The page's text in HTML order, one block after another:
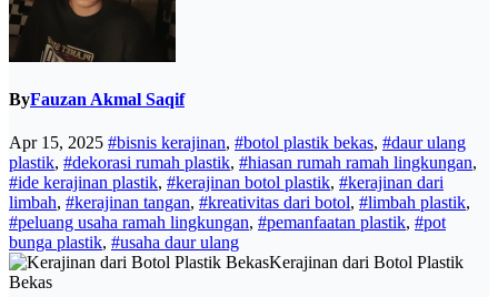
ByFauzan Akmal Saqif
Apr 15, 2025 #bisnis kerajinan, #botol plastik bekas, #daur ulang
plastik, #dekorasi rumah plastik, #hiasan rumah ramah lingkungan,
#ide kerajinan plastik, #kerajinan botol plastik, #kerajinan dari
limbah, #kerajinan tangan, #kreativitas dari botol, #limbah plastik,
#peluang usaha ramah lingkungan, #pemanfaatan plastik, #pot
bunga plastik, #usaha daur ulang
Kerajinan dari Botol Plastik
Bekas